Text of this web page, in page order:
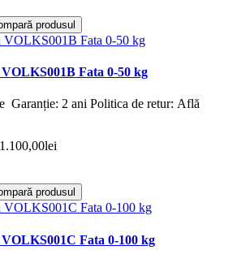
produsul
Fata 0-50 kg
2 ani Politica de retur: Află
produsul
Fata 0-100 kg